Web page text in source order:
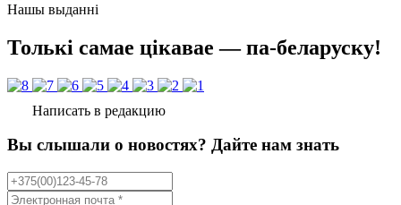
Нашы выданні
Толькі самае цікавае — па-беларуску!
Написать в редакцию
Вы слышали о новостях? Дайте нам знать